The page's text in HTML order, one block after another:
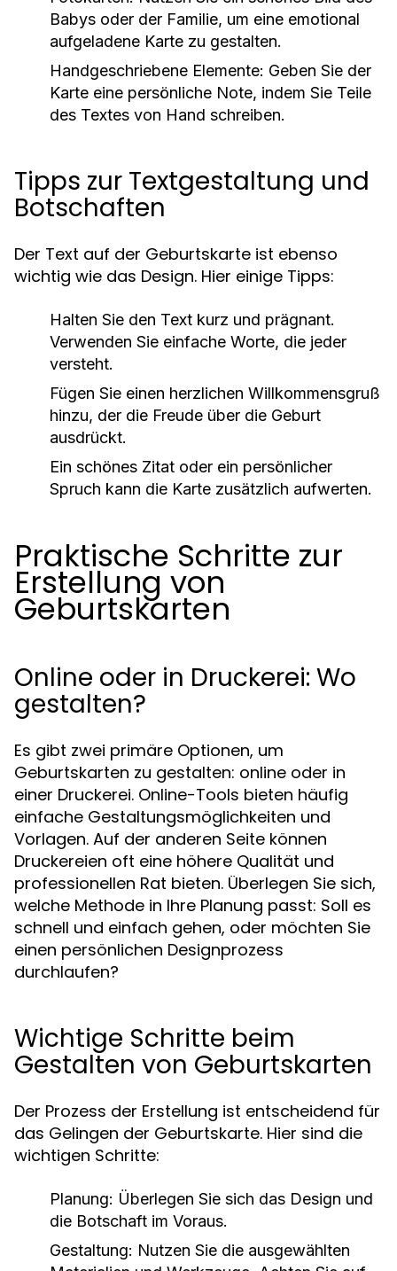
Babys oder der Familie, um eine emotional
aufgeladene Karte zu gestalten.
Handgeschriebene Elemente: Geben Sie der
Karte eine persönliche Note, indem Sie Teile
des Textes von Hand schreiben.
Tipps zur Textgestaltung und
Botschaften
Der Text auf der Geburtskarte ist ebenso
wichtig wie das Design. Hier einige Tipps:
Halten Sie den Text kurz und prägnant.
Verwenden Sie einfache Worte, die jeder
versteht.
Fügen Sie einen herzlichen Willkommensgruß
hinzu, der die Freude über die Geburt
ausdrückt.
Ein schönes Zitat oder ein persönlicher
Spruch kann die Karte zusätzlich aufwerten.
Praktische Schritte zur
Erstellung von
Geburtskarten
Online oder in Druckerei: Wo
gestalten?
Es gibt zwei primäre Optionen, um
Geburtskarten zu gestalten: online oder in
einer Druckerei. Online-Tools bieten häufig
einfache Gestaltungsmöglichkeiten und
Vorlagen. Auf der anderen Seite können
Druckereien oft eine höhere Qualität und
professionellen Rat bieten. Überlegen Sie sich,
welche Methode in Ihre Planung passt: Soll es
schnell und einfach gehen, oder möchten Sie
einen persönlichen Designprozess
durchlaufen?
Wichtige Schritte beim
Gestalten von Geburtskarten
Der Prozess der Erstellung ist entscheidend für
das Gelingen der Geburtskarte. Hier sind die
wichtigen Schritte:
Planung: Überlegen Sie sich das Design und
die Botschaft im Voraus.
Gestaltung: Nutzen Sie die ausgewählten